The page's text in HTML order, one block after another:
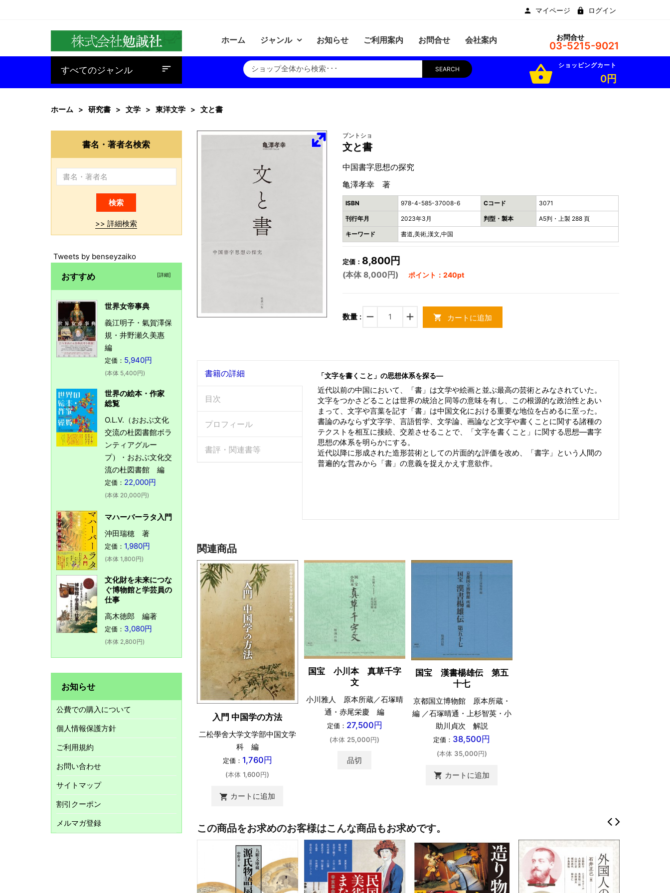
マイページ ログイン
ホーム ジャンル お知らせ ご利用案内 お問合せ 会社案内 お問合せ
03-5215-9021
すべてのジャンル
baseline_sort SEARCH shopping_basket ショッピングカート
0円
ホーム 研究書 文学 東洋文学 文と書
ブントショ
文と書
中国書字思想の探究
亀澤孝幸 著
ISBN 978-4-585-37008-6 Cコード 3071
刊行年月 2023年3月 判型・製本 A5判・上製 288 頁
キーワード 書道,美術,漢文,中国
定価： 8,800円
(本体 8,000円) ポイント：240pt
数量 : remove add shopping_cart カートに追加
書籍の詳細
目次
プロフィール
書評・関連書等
「文字を書くこと」の思想体系を探る―
近代以前の中国において、「書」は文学や絵画と並ぶ最高の芸術とみなされていた。
文字をつかさどることは世界の統治と同等の意味を有し、この根源的な政治性とあい
まって、文字や言葉を記す「書」は中国文化における重要な地位を占めるに至った。
書論のみならず文字学、言語哲学、文学論、画論など文字や書くことに関する諸種の
テクストを相互に接続、交差させることで、「文字を書くこと」に関する思想―書字
思想の体系を明らかにする。
近代以降に形成された造形芸術としての片面的な評価を改め、「書字」という人間の
普遍的な営みから「書」の意義を捉えかえす意欲作。
関連商品
入門 中国学の方法
二松學舍大学文学部中国文学
科 編
定価： 1,760円
(本体 1,600円)
shopping_cart カートに追加
国宝 小川本 真草千字
文
小川雅人 原本所蔵／石塚晴
通・赤尾栄慶 編
定価： 27,500円
(本体 25,000円)
品切
国宝 漢書楊雄伝 第五
十七
京都国立博物館 原本所蔵・
編 ／石塚晴通・上杉智英・小
助川貞次 解説
定価： 38,500円
(本体 35,000円)
shopping_cart カートに追加
この商品をお求めのお客様はこんな商品もお求めです。
書名・著者名検索
>> 詳細検索
Tweets by benseyzaiko
おすすめ [詳細]
世界女帝事典
義江明子・氣賀澤保
規・井野瀬久美惠
編
定価： 5,940円
(本体 5,400円)
世界の絵本・作家
総覧
O.L.V.（おおぶ文化
交流の杜図書館ボラ
ンティアグルー
プ）・おおぶ文化交
流の杜図書館 編
定価： 22,000円
(本体 20,000円)
マハーバーラタ入門
沖田瑞穂 著
定価： 1,980円
(本体 1,800円)
文化財を未来につな
ぐ博物館と学芸員の
仕事
高木徳郎 編著
定価： 3,080円
(本体 2,800円)
お知らせ
公費での購入について
個人情報保護方針
ご利用規約
お問い合わせ
サイトマップ
割引クーポン
メルマガ登録